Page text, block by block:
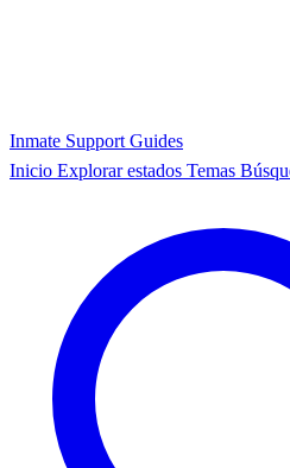
Inmate Support Guides
Inicio Explorar estados Temas